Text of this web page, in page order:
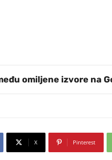
omiljene izvore na
X Pinterest